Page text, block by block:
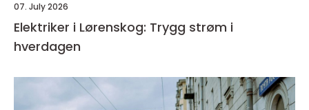
07. July 2026
Elektriker i Lørenskog: Trygg strøm i
hverdagen